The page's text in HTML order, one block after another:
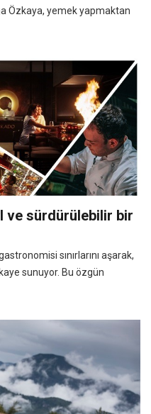
Özkaya, yemek yapmaktan
ve sürdürülebilir bir
sınırlarını aşarak,
sunuyor. Bu özgün